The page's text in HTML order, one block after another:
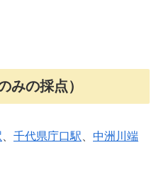
みの採点）
千代県庁口駅
中洲川端